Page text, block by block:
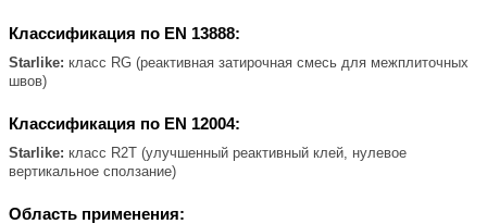
Классификация по EN 13888:
Starlike: класс RG (реактивная затирочная смесь для межплиточных
швов)
Классификация по EN 12004:
Starlike: класс R2T (улучшенный реактивный клей, нулевое
вертикальное сползание)
Область применения: